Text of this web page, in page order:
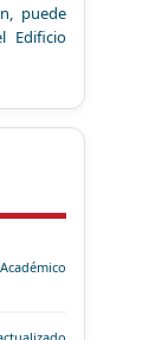
puede
Edificio